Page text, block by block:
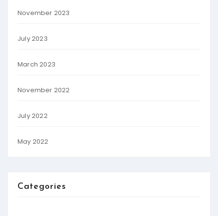
November 2023
July 2023
March 2023
November 2022
July 2022
May 2022
Categories